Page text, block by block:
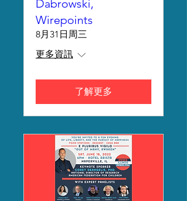
Dabrowski,
Wirepoints
8月31日周三
更多資訊
了解更多